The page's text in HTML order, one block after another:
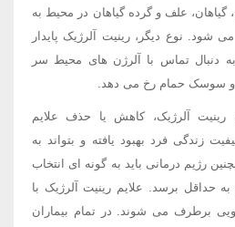
گیاهان، علف و گرده گیاهان در محیط به
شود. نوع دیگر، رینیت آلرژیک پایدار
به دنبال تماس با آلرژن های محیط سر
و سوسک حمام رخ می دهد.
رینیت آلرژیک، کاهش یا حذف علایم
زندگی فرد بهبود یافته و بتواند به
رژیم درمانی باید به گونه ای انتخاب
حداقل برسد. علایم رینیت آلرژیک با
برطرف می شوند. در تمام بیماران